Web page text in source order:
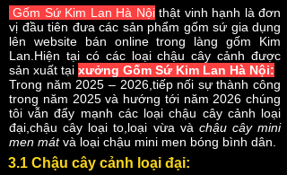
Gốm Sứ Kim Lan Hà Nộithật vinh hạnh là đơn
vị đầu tiên đưa các sản phẩm gốm sứ gia dụng
lên website bán online trong làng gốm Kim
Lan.Hiện tại có các loại chậu cây cảnh được
sản xuất tại xưởng Gốm Sứ Kim Lan Hà Nội:
Trong năm 2025 – 2026,tiếp nối sự thành công
trong năm 2025 và hướng tới năm 2026 chúng
tôi vẫn đẩy mạnh các loại chậu cây cảnh loại
đại,chậu cây loại to,loại vừa và chậu cây mini
men mátvà loại chậu mini men bóng bình dân.
3.1 Chậu cây cảnh loại đại: